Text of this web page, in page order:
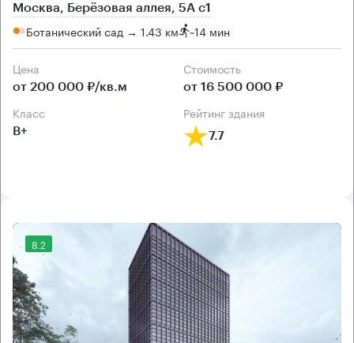
Москва, Берёзовая аллея, 5А с1
Ботанический сад → 1.43 км ~14 мин
Цена
от 200 000 ₽/кв.м
Cтоимость
от 16 500 000 ₽
класс
B+
рейтинг здания
7.7
8.2